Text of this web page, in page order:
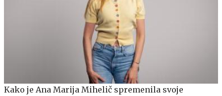
Kako je Ana Marija Mihelič spremenila svoje